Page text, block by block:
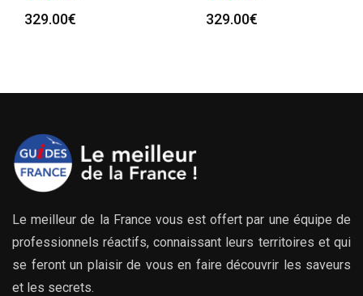
329.00€ 329.00€
Le meilleur de la France vous est offert par une équipe de
professionnels réactifs, connaissant leurs territoires et qui
se feront un plaisir de vous en faire découvrir les saveurs
et les secrets.